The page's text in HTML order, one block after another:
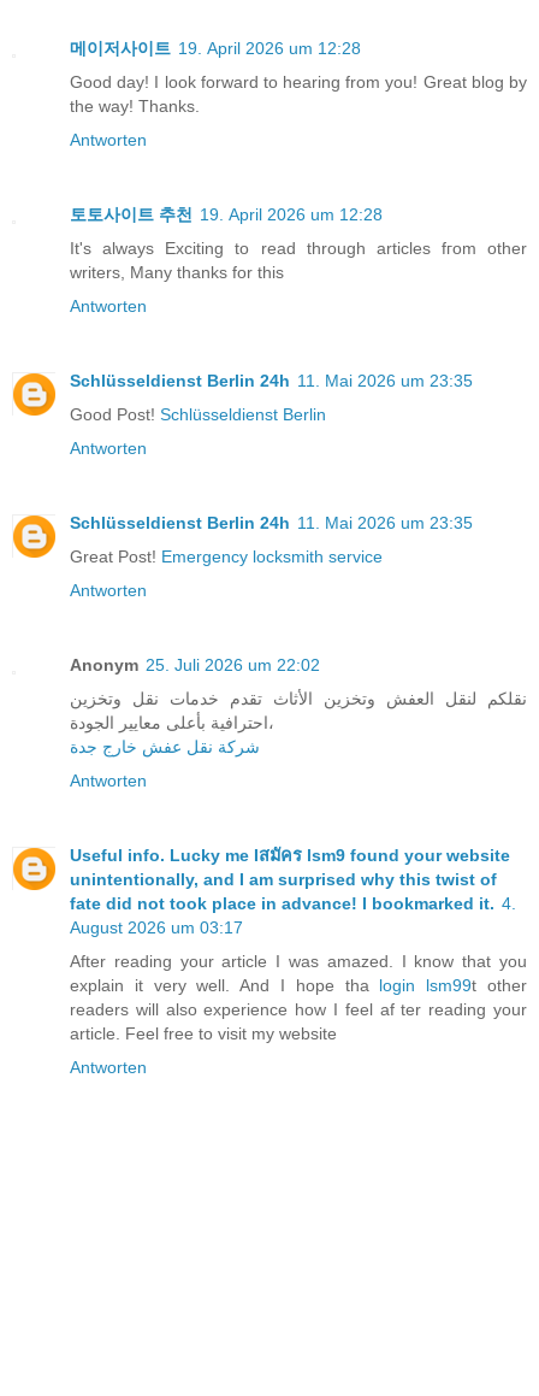
메이저사이트 19. April 2026 um 12:28
Good day! I look forward to hearing from you! Great blog by
the way! Thanks.
Antworten
토토사이트 추천 19. April 2026 um 12:28
It's always Exciting to read thrоugh articles fгom other
writers, Many thanks for this
Antworten
Schlüsseldienst Berlin 24h 11. Mai 2026 um 23:35
Good Post! Schlüsseldienst Berlin
Antworten
Schlüsseldienst Berlin 24h 11. Mai 2026 um 23:35
Great Post! Emergency locksmith service
Antworten
Anonym 25. Juli 2026 um 22:02
نقلكم لنقل العفش وتخزين الأثاث تقدم خدمات نقل وتخزين
احترافية بأعلى معايير الجودة،
شركة نقل عفش خارج جدة
Antworten
Useful info. Lucky me Iสมัคร lsm9 found your website
unintentionally, and I am surprised why this twist of
fate did not took place in advance! I bookmarked it. 4.
August 2026 um 03:17
After reading your article I was amazed. I know that you
explain it very well. And I hope tha login lsm99t other
readers will also experience how I feel af ter reading your
article. Feel free to visit my website
Antworten